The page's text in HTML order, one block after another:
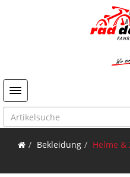
Toggle navigation
Bekleidung Helme &